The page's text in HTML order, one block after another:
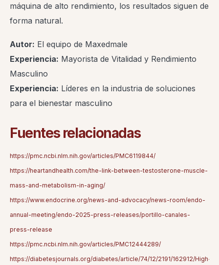
máquina de alto rendimiento, los resultados siguen de
forma natural.
Autor: El equipo de Maxedmale
Experiencia: Mayorista de Vitalidad y Rendimiento
Masculino
Experiencia: Líderes en la industria de soluciones
para el bienestar masculino
Fuentes relacionadas
https://pmc.ncbi.nlm.nih.gov/articles/PMC6119844/
https://heartandhealth.com/the-link-between-testosterone-muscle-
mass-and-metabolism-in-aging/
https://www.endocrine.org/news-and-advocacy/news-room/endo-
annual-meeting/endo-2025-press-releases/portillo-canales-
press-release
https://pmc.ncbi.nlm.nih.gov/articles/PMC12444289/
https://diabetesjournals.org/diabetes/article/74/12/2191/162912/High-